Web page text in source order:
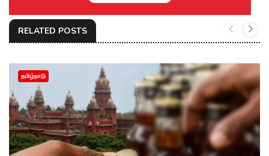
RELATED POSTS
தமிழ்நாடு